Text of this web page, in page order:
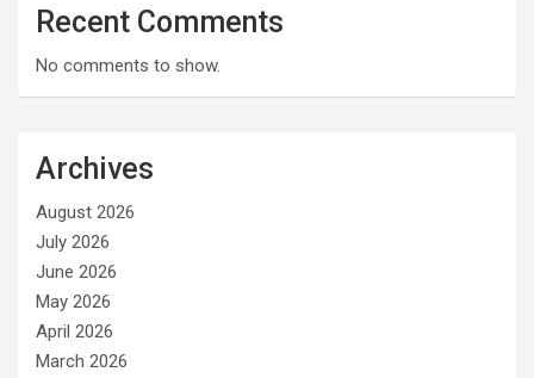
Recent Comments
No comments to show.
Archives
August 2026
July 2026
June 2026
May 2026
April 2026
March 2026